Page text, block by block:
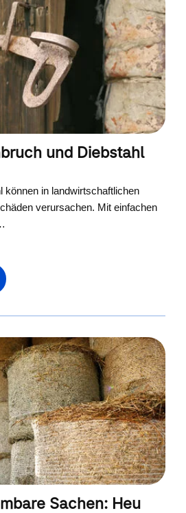
und Diebstahl
können in landwirtschaftlichen
verursachen. Mit einfachen
Sachen: Heu